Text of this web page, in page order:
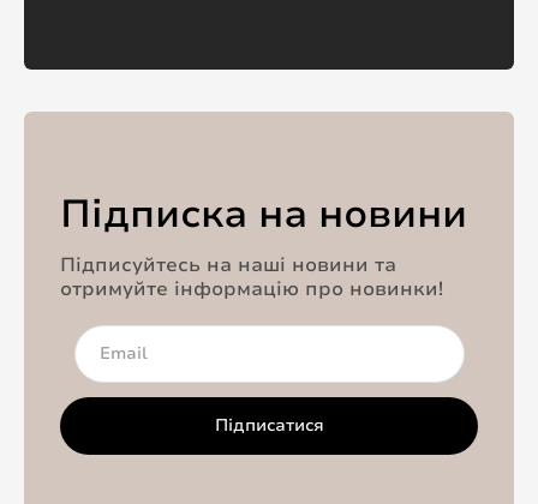
Підписка на новини
Підписуйтесь на наші новини та
отримуйте інформацію про новинки!
Підписатися